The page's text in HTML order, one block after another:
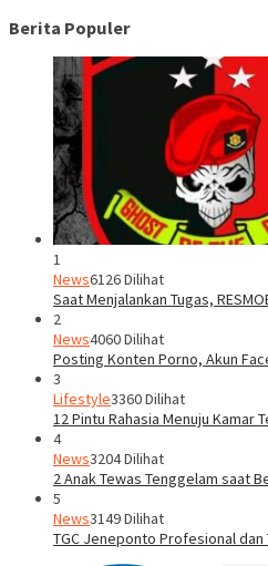
Berita Populer
1
News6126 Dilihat
Saat Menjalankan Tugas,
2
News4060 Dilihat
Posting Konten Porno, Akun
3
Lifestyle3360 Dilihat
12 Pintu Rahasia Menuju Kamar
4
News3204 Dilihat
2 Anak Tewas Tenggelam saat
5
News3149 Dilihat
TGC Jeneponto Profesional dan